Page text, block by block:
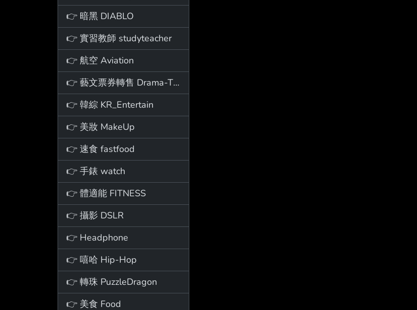
👉 暗黑 DIABLO
👉 實習教師 studyteacher
👉 航空 Aviation
👉 藝文票券轉售 Drama-Ticket
👉 韓綜 KR_Entertain
👉 美妝 MakeUp
👉 速食 fastfood
👉 手錶 watch
👉 體適能 FITNESS
👉 攝影 DSLR
👉 Headphone
👉 嘻哈 Hip-Hop
👉 轉珠 PuzzleDragon
👉 美食 Food